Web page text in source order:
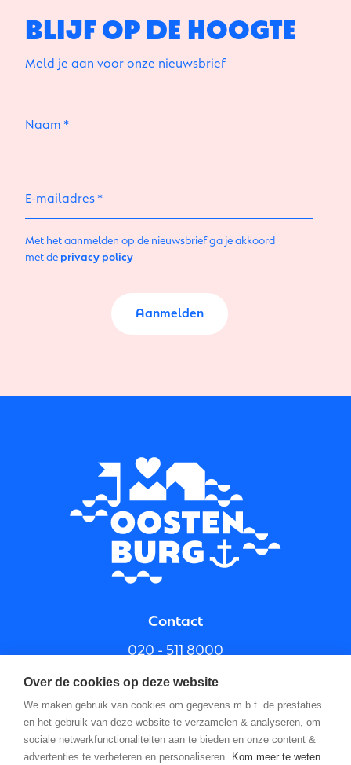
BLIJF OP DE HOOGTE
Meld je aan voor onze nieuwsbrief
Naam
E-mailadres
Met het aanmelden op de nieuwsbrief ga je akkoord
met de privacy policy
Aanmelden
Contact
020 - 511 8000
info@oostenburg.nl
Over de cookies op deze website
We maken gebruik van cookies om gegevens m.b.t. de prestaties
en het gebruik van deze website te verzamelen & analyseren, om
sociale netwerkfunctionaliteiten aan te bieden en onze content &
advertenties te verbeteren en personaliseren. Kom meer te weten